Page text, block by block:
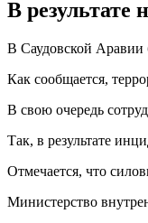
В результате
В Саудовской Аравии
Как сообщается,
В свою очередь
Так, в результате
Отмечается, что
Министерство